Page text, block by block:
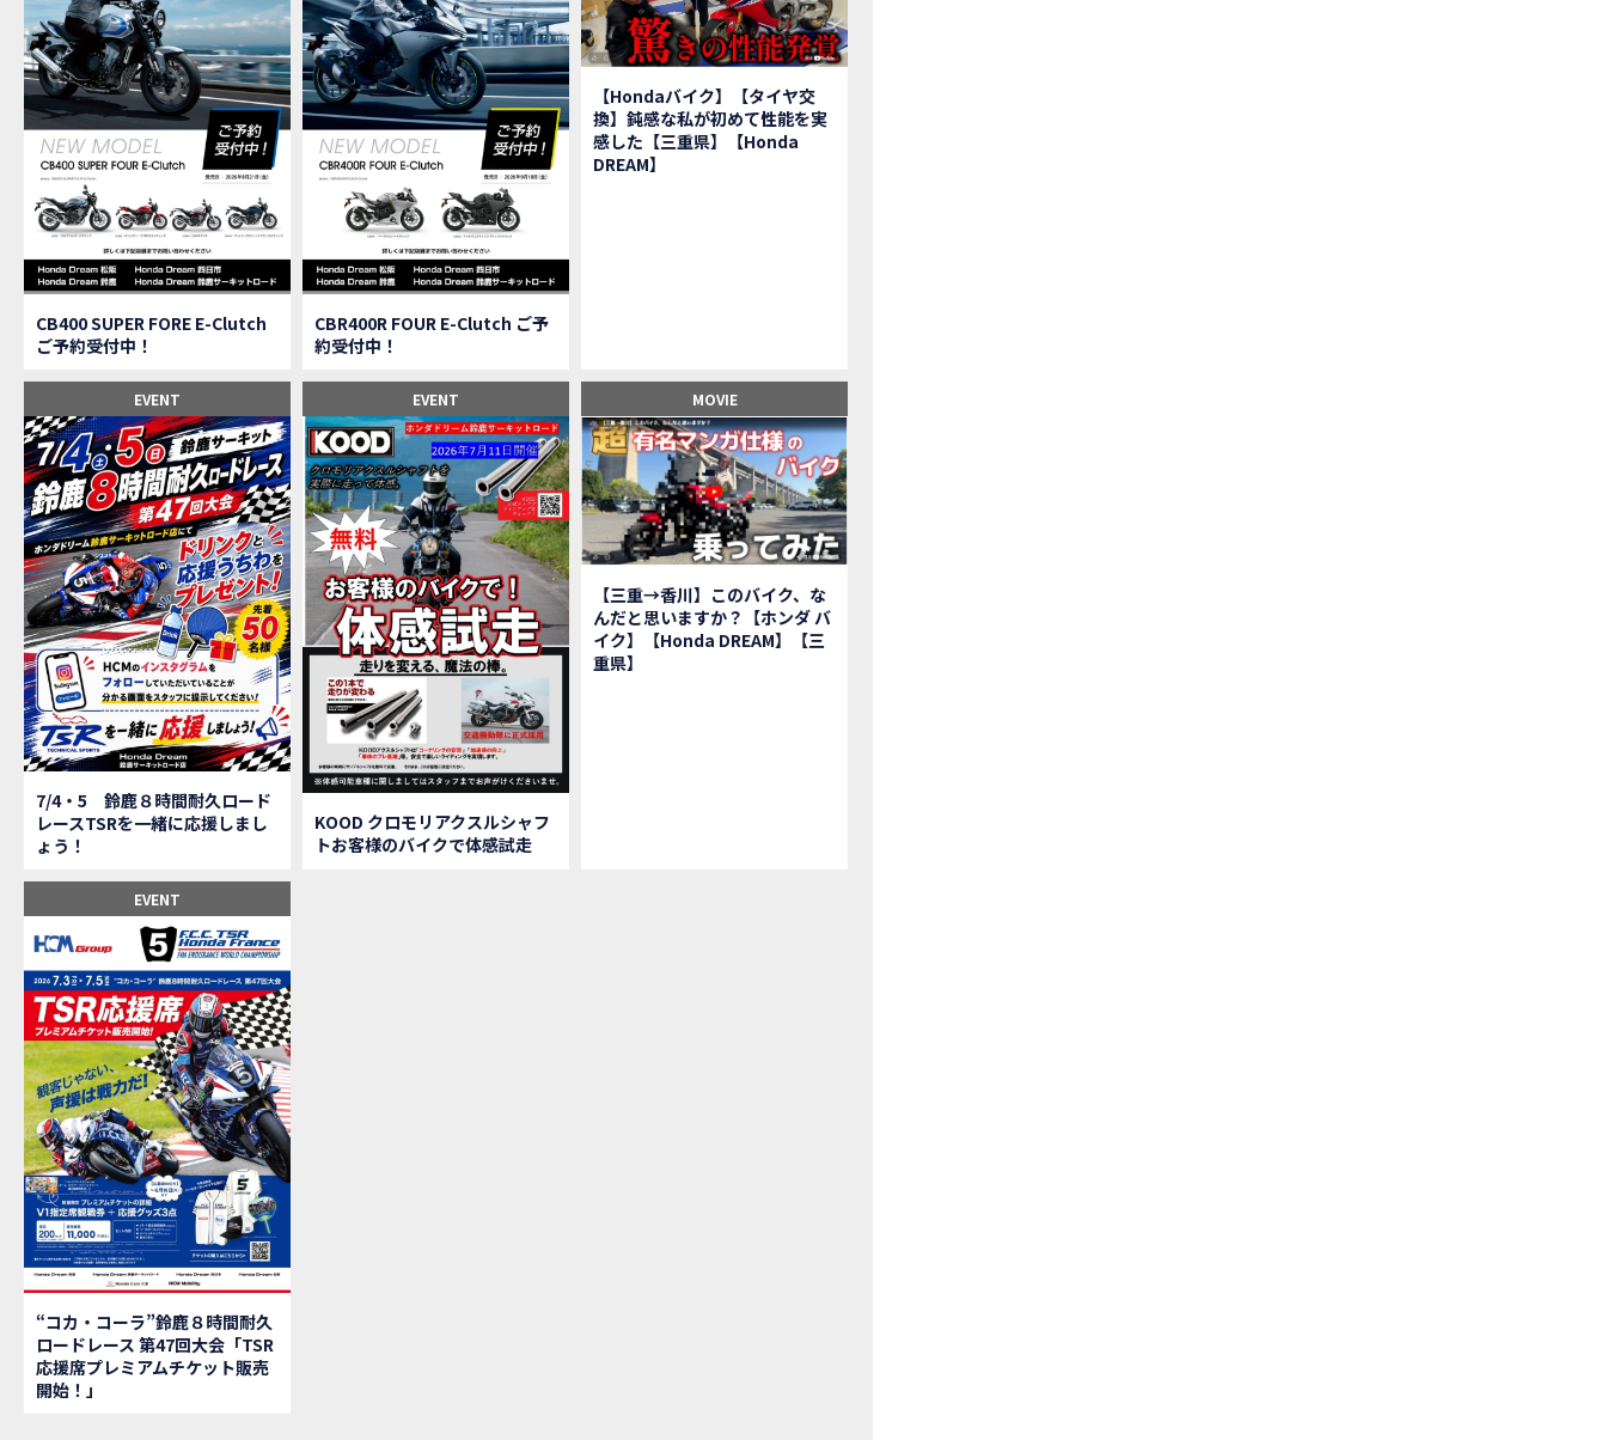
MOVIE 【速報】2025年モデルHonda X-ADV契約しました！新型のどこが凄いかチェックしてきた！
MOVIE 【女子ツーリング】秋の女子ツーリングin鳥羽・伊勢 【Honda Dream 松阪】
NEW BIKE スーパーカブFinal Edition/HELLP KITTY在庫車あります！
MOVIE 【CBR1000RR-R】スーパースポーツバイクで三重県の新スポットを巡る女子ツーリング|Honda CBR1000RRR Rebel1100 500 250
CAMPAIGN 三重県下 Honda Dreamにてレンタルバイクキャンペーン実施中💫
MOVIE 【アフリカツイン】憧れの大型バイクで1泊2日マスツーリング｜三重県〜静岡県｜Honda CL500 AfricaTwin
MOVIE 【女子ツーリング】穴場スポット満載！三重の美味しいもの・パワースポット！【Honda Dream 松阪】
MOVIE 【CBR600RR】憧れのSSバイクで女子ツーリング|三重県 松阪スタート！Honda Rebel250•500
MOVIE
MOVIE 【鈴鹿サーキット】ホンダモーターサイクリストスクールを体験してきました【バイク女子】
【祝】Honda CL500納車「かなえさんバイク売れました！」連絡があり行ってきました
MOVIE 【ホンダドリーム鈴鹿サーキットロード】オープン当日イベントレポ！
MOVIE 【鈴鹿サーキットに近い！】ホンダドリーム鈴鹿サーキットロードOPEN！ #茉ひる
MOVIE CL500売却！X-ADVオーナーの素直な理由。〇〇で納得の買取してもらいました|Honda X-ADV
MOVIE 【梅本まどかさんコラボ】CIVIC TYPE R♪スタッフオススメの鈴鹿ドライブへ！【後編】
MOVIE 憧れの大型バイク試乗！4輪走行は驚きの…【Honda GoldWing AfricaTwin】試乗会in鈴鹿ツインサーキット
MOVIE 【鈴鹿ツインサーキット】バイク＆クルマ夢のコラボイベント！「HCM２＆４サーキットフェス」レポ
MOVIE 全員初対面！バイク女子6人がツーリング行ったらwww
MOVIE バイク女子6人でツーリング行った結果ww！後編
MOVIE 温泉1泊。いつもソロの女性ライダー、大人のマスツーリングへついていった【三重〜長野•茶臼山高原経由】Honda CL500
MOVIE 【梅本まどかさんコラボ】CIVIC TYPE R♪ スタッフオススメの鈴鹿ドライブへ！【前編】
MOVIE ＨＣＭ２＆４サーキットフェス2023 紹介動画②
MOVIE ＨＣＭ２＆４サーキットフェス2023 紹介動画①
MOVIE モトベはつこさんコラボ動画
MOVIE Honda Dream 四日市のご紹介
MOVIE Honda Dream 鈴鹿のご紹介
MOVIE
Honda Dream 松阪のご紹介
CB400 SUPER FORE E-Clutch
ご予約受付中！
CBR400R FOUR E-Clutch ご予
約受付中！
【Hondaバイク】【タイヤ交
換】鈍感な私が初めて性能を実
感した【三重県】【Honda
DREAM】
EVENT
7/4・5 鈴鹿８時間耐久ロード
レースTSRを一緒に応援しまし
ょう！
EVENT
KOOD クロモリアクスルシャフ
トお客様のバイクで体感試走
MOVIE
【三重→香川】このバイク、な
んだと思いますか？【ホンダ バ
イク】【Honda DREAM】【三
重県】
EVENT
“コカ・コーラ”鈴鹿８時間耐久
ロードレース 第47回大会「TSR
応援席プレミアムチケット販売
開始！」